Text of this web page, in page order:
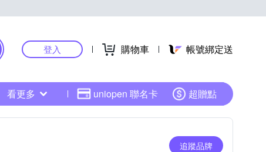
登入 購物車 帳號綁定送
看更多 uniopen 聯名卡 超贈點
追蹤品牌